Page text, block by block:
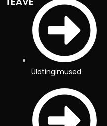
Üldtingimused